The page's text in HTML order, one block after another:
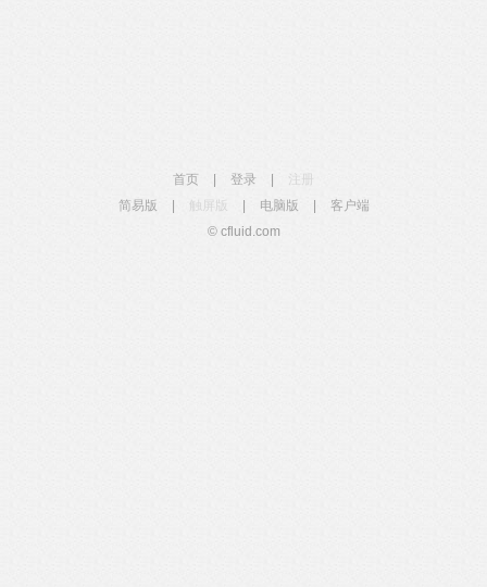
首页 登录
简易版
触屏版 电脑版
客户端
© cfluid.com